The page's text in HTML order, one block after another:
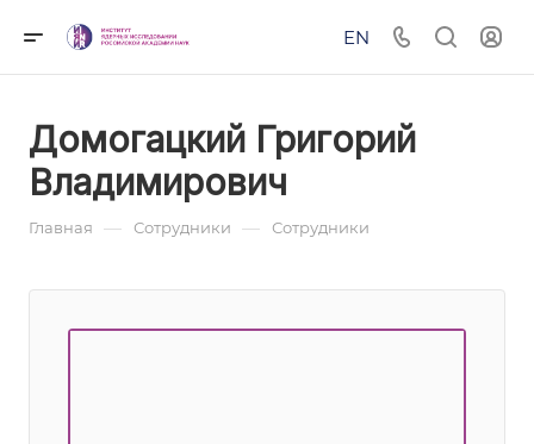
EN
Домогацкий Григорий
Владимирович
Главная — Сотрудники — Сотрудники